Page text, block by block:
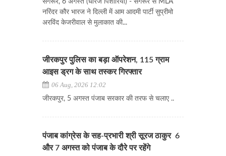
संगरूर, 6 अगस्त (धीरज पिशोरिया) - संगरूर से MLA
नरिंदर कौर भारज ने दिल्ली में आम आदमी पार्टी सुप्रीमो
अरविंद केजरीवाल से मुलाकात की...
जीरकपुर पुलिस का बड़ा ऑपरेशन, 115 ग्राम
आइस ड्रग के साथ तस्कर गिरफ्तार
06 Aug, 2026 12:02
जीरकपुर, 5 अगस्त पंजाब सरकार की तरफ से चलाए ..
पंजाब कांग्रेस के सह-प्रभारी श्री सूरज ठाकुर 6
और 7 अगस्त को पंजाब के दौरे पर रहेंगे